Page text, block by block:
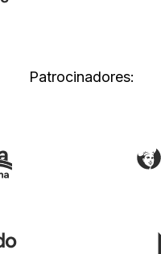
Patrocinadores: